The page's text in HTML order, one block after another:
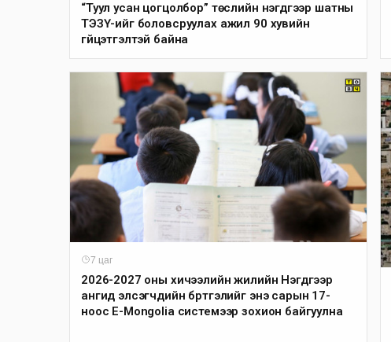
“Туул усан цогцолбор” төслийн нэгдүгээр шатны
ТЭЗҮ-ийг боловсруулах ажил 90 хувийн
гүйцэтгэлтэй байна
7 цаг
2026-2027 оны хичээлийн жилийн Нэгдүгээр
ангид элсэгчдийн бүртгэлийг энэ сарын 17-
ноос E-Mongolia системээр зохион байгуулна